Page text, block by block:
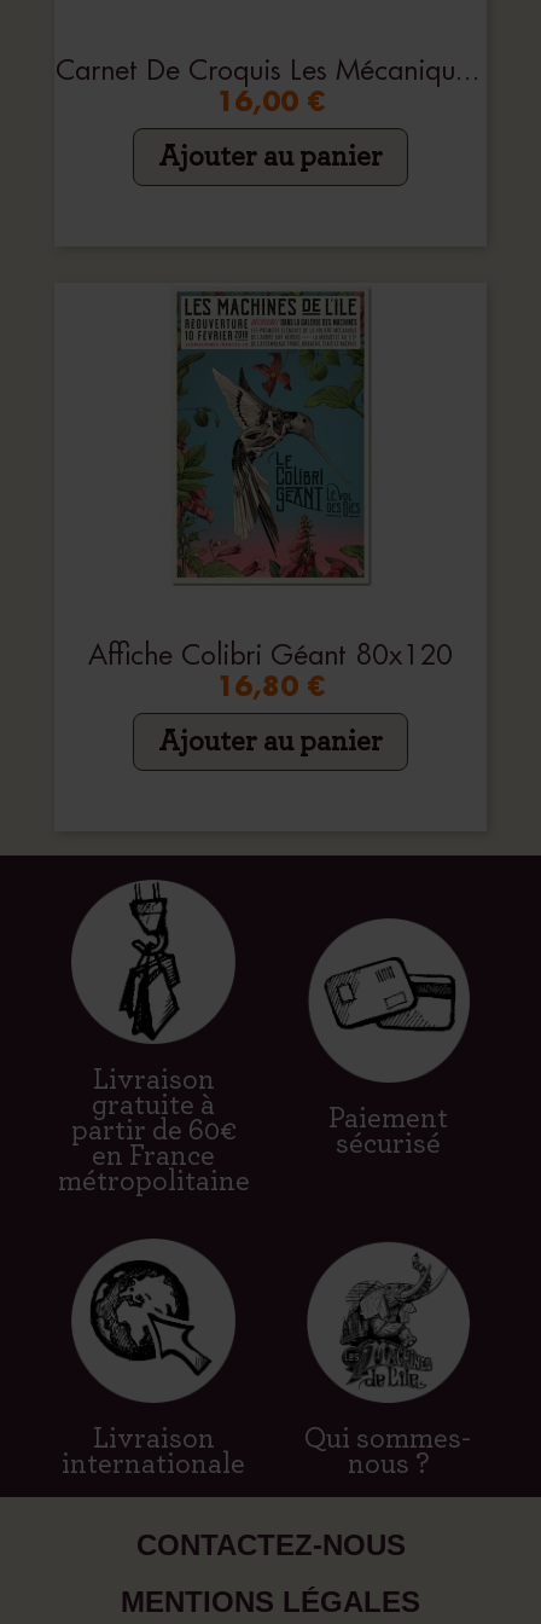
Carnet De Croquis Les Mécaniques Savantes
16,00 €
Ajouter au panier
Affiche Colibri Géant 80x120
16,80 €
Ajouter au panier
Livraison
gratuite à
partir de 60€
en France
métropolitaine
Paiement
sécurisé
Livraison
internationale
Qui sommes-
nous ?
CONTACTEZ-NOUS
MENTIONS LÉGALES